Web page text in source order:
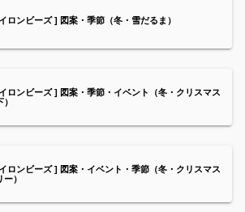
ロンビーズ ] 図案・季節（冬・雪だるま）
ロンビーズ ] 図案・季節・イベント（冬・クリスマス
ロンビーズ ] 図案・イベント・季節（冬・クリスマス
ー）